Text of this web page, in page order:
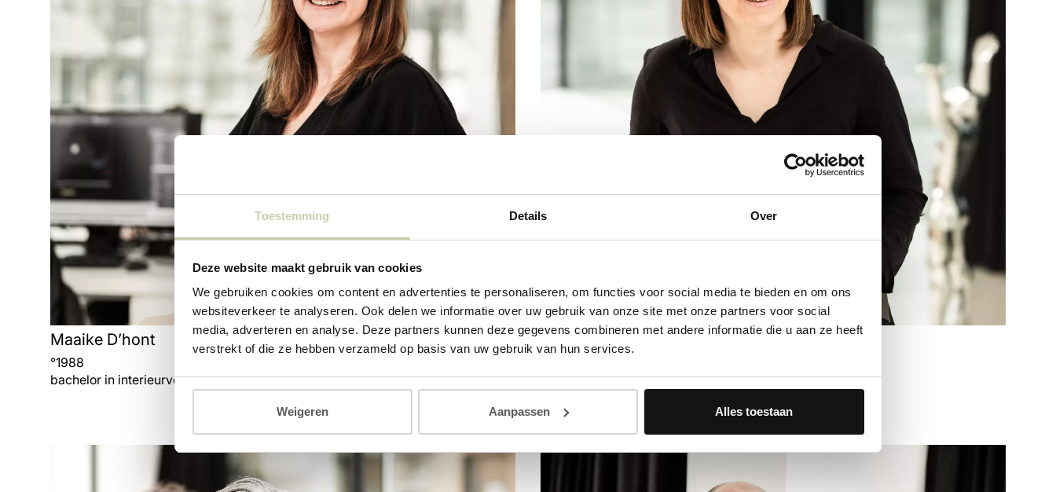
Toestemming Details Over
Deze website maakt gebruik van cookies
We gebruiken cookies om content en advertenties te personaliseren, om functies voor social media te bieden en om ons
websiteverkeer te analyseren. Ook delen we informatie over uw gebruik van onze site met onze partners voor social
media, adverteren en analyse. Deze partners kunnen deze gegevens combineren met andere informatie die u aan ze heeft
verstrekt of die ze hebben verzameld op basis van uw gebruik van hun services.
Weigeren Aanpassen Alles toestaan
Maaike D’hont
°1988
bachelor in interieurvormgeving, master in interieurarchitectuur
Shari Vandaele
bachelor in de toegepaste architectuur